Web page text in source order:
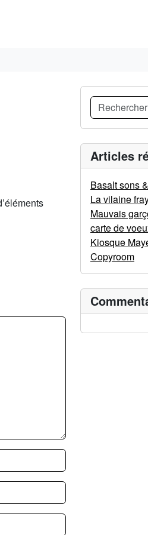
Articles
Basalt sons
La vilaine
Mauvais
carte de
Kiosque
Copyroom